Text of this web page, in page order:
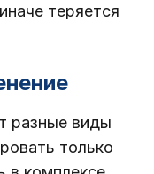
теряется
разные виды
только